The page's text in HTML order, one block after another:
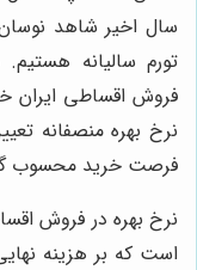
سال اخیر شاهد
تورم سالیانه
فروش اقساطی ایران
نرخ بهره منصفانه
فرصت خرید محسوب
نرخ بهره در فروش
است که بر هزینه